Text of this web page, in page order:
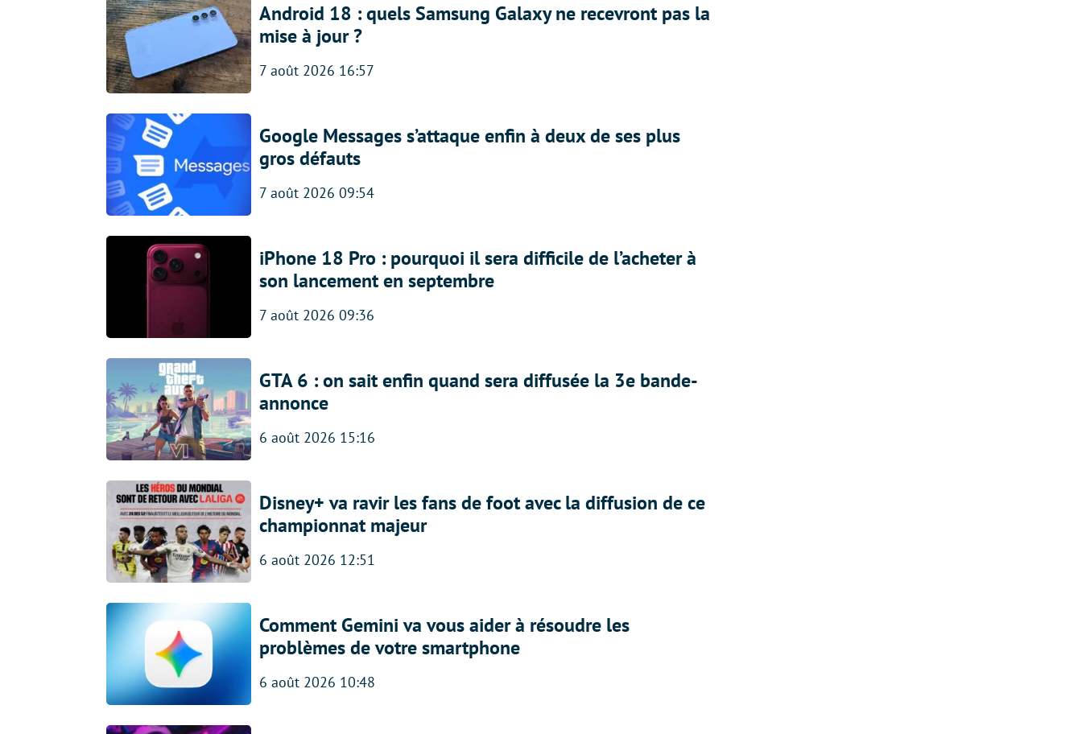
Android 18 : quels Samsung Galaxy ne recevront pas la
mise à jour ?
7 août 2026 16:57
Google Messages s’attaque enfin à deux de ses plus
gros défauts
7 août 2026 09:54
iPhone 18 Pro : pourquoi il sera difficile de l’acheter à
son lancement en septembre
7 août 2026 09:36
GTA 6 : on sait enfin quand sera diffusée la 3e bande-
annonce
6 août 2026 15:16
Disney+ va ravir les fans de foot avec la diffusion de ce
championnat majeur
6 août 2026 12:51
Comment Gemini va vous aider à résoudre les
problèmes de votre smartphone
6 août 2026 10:48